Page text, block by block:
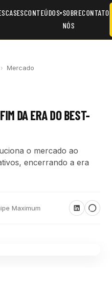
CASESCONTEÚDOS▾SOBRE
NÓS
CONTATO
› Mercado
DA ERA DO BEST-
o mercado ao
encerrando a era
Maximum